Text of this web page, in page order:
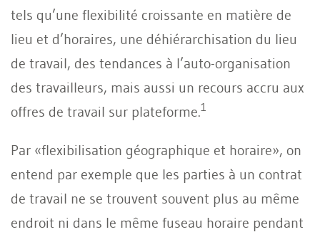
tels qu’une flexibilité croissante en matière de
lieu et d’horaires, une déhiérarchisation du lieu
de travail, des tendances à l’auto-organisation
des travailleurs, mais aussi un recours accru aux
offres de travail sur plateforme.1
Par «flexibilisation géographique et horaire», on
entend par exemple que les parties à un contrat
de travail ne se trouvent souvent plus au même
endroit ni dans le même fuseau horaire pendant